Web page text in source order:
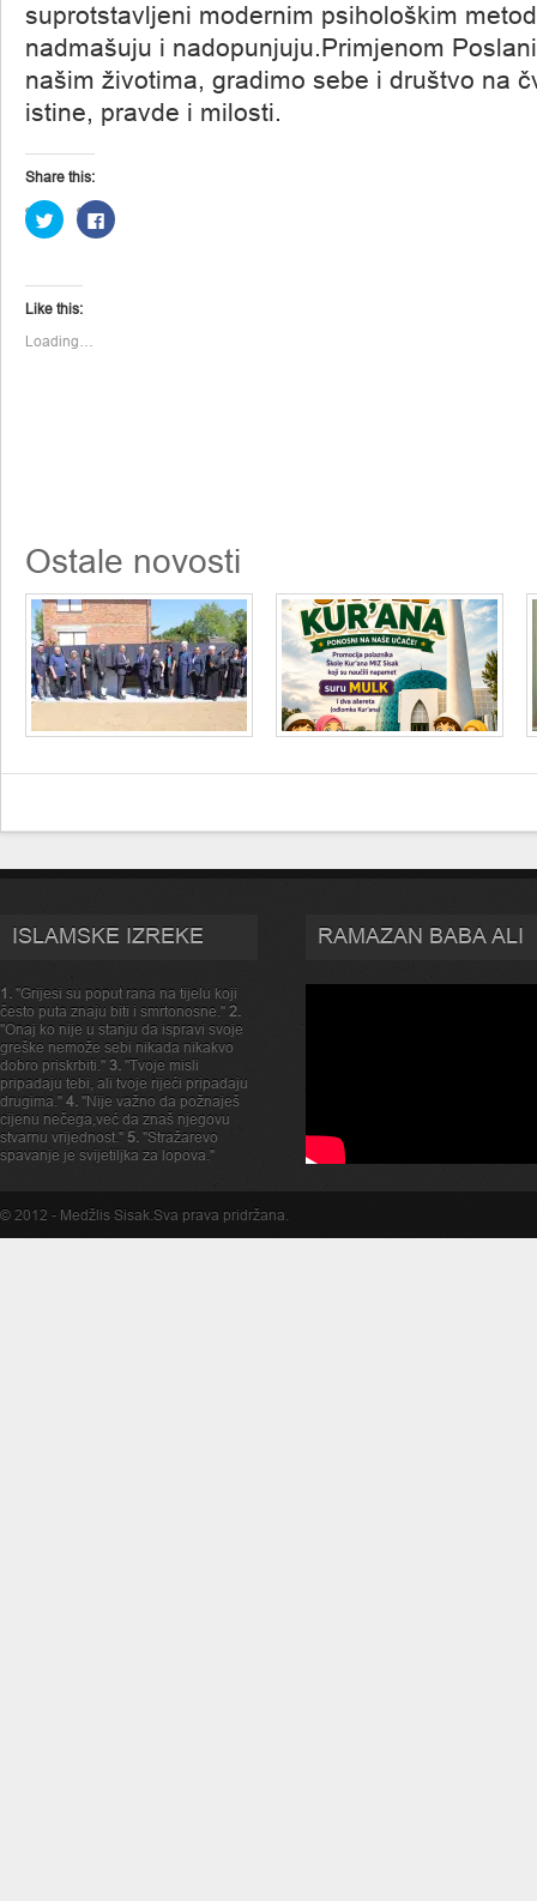
suprotstavljeni modernim psihološkim
nadmašuju i nadopunjuju.Primjenom
našim životima, gradimo sebe i društvo na
istine, pravde i milosti.
Share this:
Click
to
share
(Opens
in
new
Click
to
Like this:
Loading…
Ostale novosti
ISLAMSKE IZREKE
1. "Grijesi su poput rana na tijelu koji
često puta znaju biti i smrtonosne." 2.
"Onaj ko nije u stanju da ispravi svoje
greške nemože sebi nikada nikakvo
dobro priskrbiti." 3. "Tvoje misli
pripadaju tebi, ali tvoje rijeći pripadaju
drugima." 4. "Nije važno da požnaješ
cijenu nečega,već da znaš njegovu
stvarnu vrijednost." 5. "Stražarevo
spavanje je svijetiljka za lopova."
RAMAZAN BABA ALI
© 2012 - Medžlis Sisak.Sva prava pridržana.